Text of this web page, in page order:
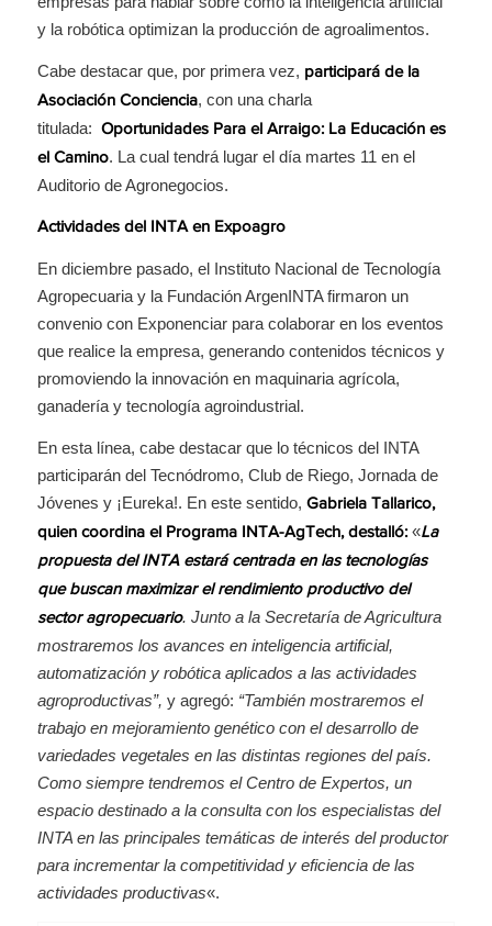
y la robótica optimizan la producción de agroalimentos.
Cabe destacar que, por primera vez, participará de la
Asociación Conciencia, con una charla
titulada: Oportunidades Para el Arraigo: La Educación es
el Camino. La cual tendrá lugar el día martes 11 en el
Auditorio de Agronegocios.
Actividades del INTA en Expoagro
En diciembre pasado, el Instituto Nacional de Tecnología
Agropecuaria y la Fundación ArgenINTA firmaron un
convenio con Exponenciar para colaborar en los eventos
que realice la empresa, generando contenidos técnicos y
promoviendo la innovación en maquinaria agrícola,
ganadería y tecnología agroindustrial.
En esta línea, cabe destacar que lo técnicos del INTA
participarán del Tecnódromo, Club de Riego, Jornada de
Jóvenes y ¡Eureka!. En este sentido, Gabriela Tallarico,
quien coordina el Programa INTA-AgTech, destalló:«La
propuesta del INTA estará centrada en las tecnologías
que buscan maximizar el rendimiento productivo del
sector agropecuario. Junto a la Secretaría de Agricultura
mostraremos los avances en inteligencia artificial,
automatización y robótica aplicados a las actividades
agroproductivas”, y agregó: “También mostraremos el
trabajo en mejoramiento genético con el desarrollo de
variedades vegetales en las distintas regiones del país.
Como siempre tendremos el Centro de Expertos, un
espacio destinado a la consulta con los especialistas del
INTA en las principales temáticas de interés del productor
para incrementar la competitividad y eficiencia de las
actividades productivas«.